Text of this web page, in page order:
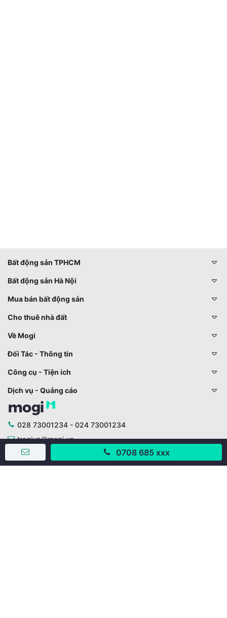
0708 685 xxx
Bất động sản TPHCM
Bất động sản Hà Nội
Mua bán bất động sản
Cho thuê nhà đất
Về Mogi
Đối Tác - Thông tin
Công cụ - Tiện ích
Dịch vụ - Quảng cáo
028 73001234 - 024 73001234
trogiup@mogi.vn